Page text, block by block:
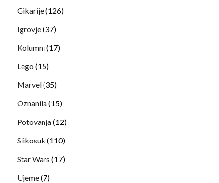
Gikarije(126)
Igrovje(37)
Kolumni(17)
Lego (15)
Marvel(35)
Oznanila(15)
Potovanja(12)
Slikosuk (110)
Star Wars (17)
Ujeme(7)